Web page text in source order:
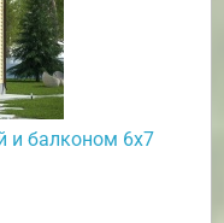
и балконом 6х7